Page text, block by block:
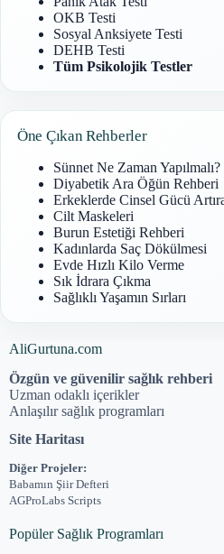
OKB Testi
Sosyal Anksiyete Testi
DEHB Testi
Tüm Psikolojik Testler
Öne Çıkan Rehberler
Sünnet Ne Zaman Yapılmalı?
Diyabetik Ara Öğün Rehberi
Erkeklerde Cinsel Gücü
Cilt Maskeleri
Burun Estetiği Rehberi
Kadınlarda Saç Dökülmesi
Evde Hızlı Kilo Verme
Sık İdrara Çıkma
Sağlıklı Yaşamın Sırları
AliGurtuna.com
Özgün ve güvenilir sağlık rehberi
Uzman odaklı içerikler
Anlaşılır sağlık programları
Site Haritası
Diğer Projeler:
Babamın Şiir Defteri
AGProLabs Scripts
Popüler Sağlık Programları